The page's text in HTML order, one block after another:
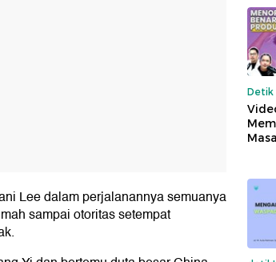
Lee dalam perjalanannya semuanya
sampai otoritas setempat
Detik